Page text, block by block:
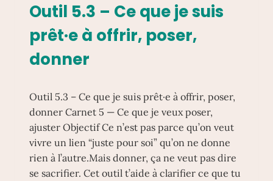
NUANCER
OU
RECONFIGURER
DANS
Outil 5.3 – Ce que je suis
prêt·e à offrir, poser,
donner
Outil 5.3 – Ce que je suis prêt·e à offrir, poser,
donner Carnet 5 — Ce que je veux poser,
ajuster Objectif Ce n’est pas parce qu’on veut
vivre un lien “juste pour soi” qu’on ne donne
rien à l’autre.Mais donner, ça ne veut pas dire
se sacrifier. Cet outil t’aide à clarifier ce que tu